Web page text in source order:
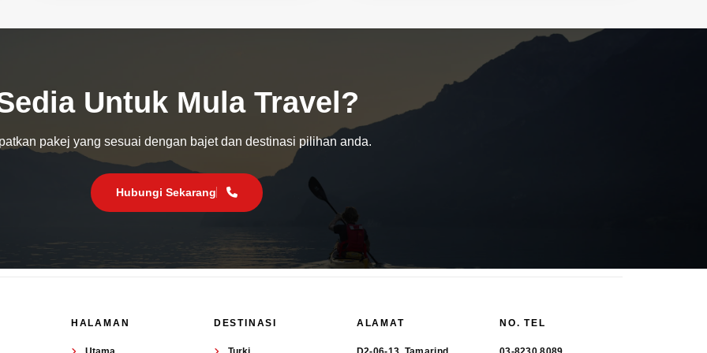
Untuk Mula Travel?
pakej yang sesuai dengan bajet dan destinasi pilihan anda.
Hubungi Sekarang
HALAMAN DESTINASI ALAMAT NO. TEL